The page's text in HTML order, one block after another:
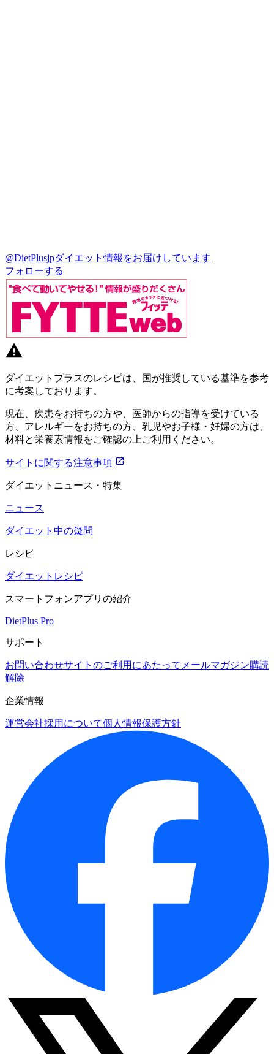
@DietPlusjpダイエット情報をお届けしています
フォローする
ダイエットプラスのレシピは、国が推奨している基準を参考
に考案しております。
現在、疾患をお持ちの方や、医師からの指導を受けている
方、アレルギーをお持ちの方、乳児やお子様・妊婦の方は、
材料と栄養素情報をご確認の上ご利用ください。
サイトに関する注意事項
ダイエットニュース・特集
ニュース
ダイエット中の疑問
レシピ
ダイエットレシピ
スマートフォンアプリの紹介
DietPlus Pro
サポート
お問い合わせサイトのご利用にあたって メールマガジン購読
解除
企業情報
運営会社採用について個人情報保護方針